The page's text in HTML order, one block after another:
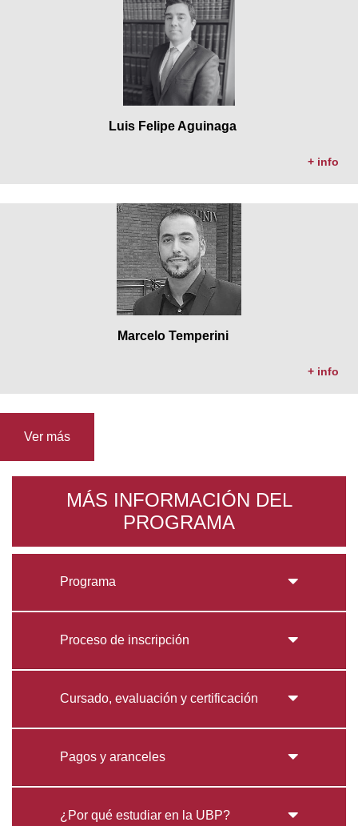
Luis Felipe Aguinaga
+ info
Marcelo Temperini
+ info
Ver más
MÁS INFORMACIÓN DEL
PROGRAMA
Programa
Proceso de inscripción
Cursado, evaluación y certificación
Pagos y aranceles
¿Por qué estudiar en la UBP?